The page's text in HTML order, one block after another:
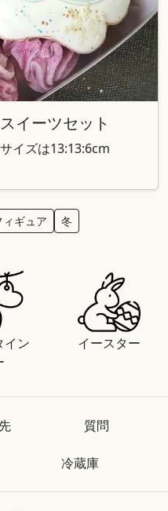
イーツセット
イズは13:13:6cm
ィギュア 冬
イン
イースター
質問
冷蔵庫